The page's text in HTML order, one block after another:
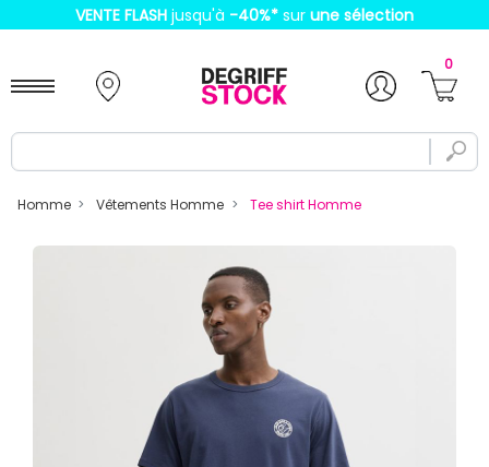
VENTE FLASH jusqu'à -40%* sur une sélection
0
Homme Vêtements Homme Tee shirt Homme